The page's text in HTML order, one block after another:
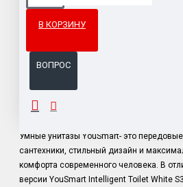
В КОРЗИНУ
ВОПРОС
ОПИСАНИЕ
Умные унитазы YouSmart- это
сантехники, стильный дизайн и
комфорта современного человека. В
версии YouSmart Intelligent Toilet White